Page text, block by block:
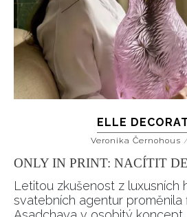
ELLE
Veronika Černohous
ONLY IN PRINT: NACÍTIT
Letitou zkušenost z luxusních
svatebních agentur proměnila